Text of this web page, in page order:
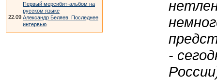
Первый мерсибит-альбом на
русском языке
22.09 Александр Беляев. Последнее
интервью
-